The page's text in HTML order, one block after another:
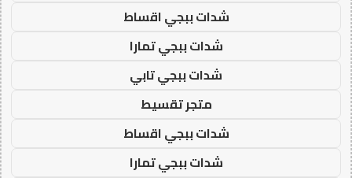
شدات ببجي اقساط
شدات ببجي تمارا
شدات ببجي تابي
متجر تقسيط
شدات ببجي اقساط
شدات ببجي تمارا